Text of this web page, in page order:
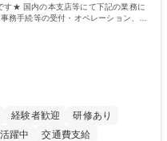
す★ 国内の本支店等にて下記の業務に
務手続等の受付・オペレーション、お
経験者歓迎
研修あり
躍中
交通費支給